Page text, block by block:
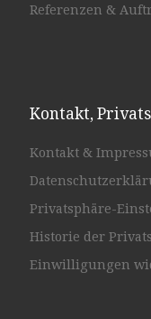
Referenzen &
Kontakt,
Kontakt &
Privatsphäre-
Historie der
Einwilligungen